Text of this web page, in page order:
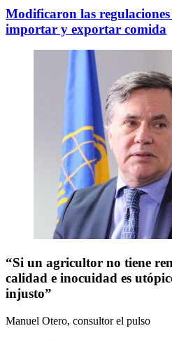
Modificaron las
importar y exportar comida
“Si un agricultor no tiene
calidad e inocuidad es
injusto”
Manuel Otero, consultor el pulso